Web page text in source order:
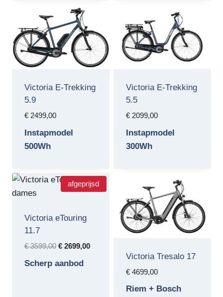
Victoria E-Trekking
5.9
€2499,00
Instapmodel
500Wh
Victoria E-Trekking
5.5
€2099,00
Instapmodel
300Wh
afgeprijsd
Victoria eTouring
11.7
€3599,00 Oorspronkelijke
was:
€2699,00Huidige
Scherp aanbod
Victoria Tresalo 17
€4699,00
Riem + Bosch